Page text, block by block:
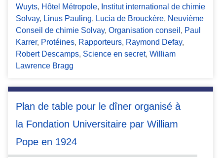
Wuyts, Hôtel Métropole, Institut international de chimie
Solvay, Linus Pauling, Lucia de Brouckère, Neuvième
Conseil de chimie Solvay, Organisation conseil , Paul
Karrer, Protéines, Rapporteurs, Raymond Defay,
Robert Descamps, Science en secret, William
Lawrence Bragg
Plan de table pour le dîner organisé à
la Fondation Universitaire par William
Pope en 1924